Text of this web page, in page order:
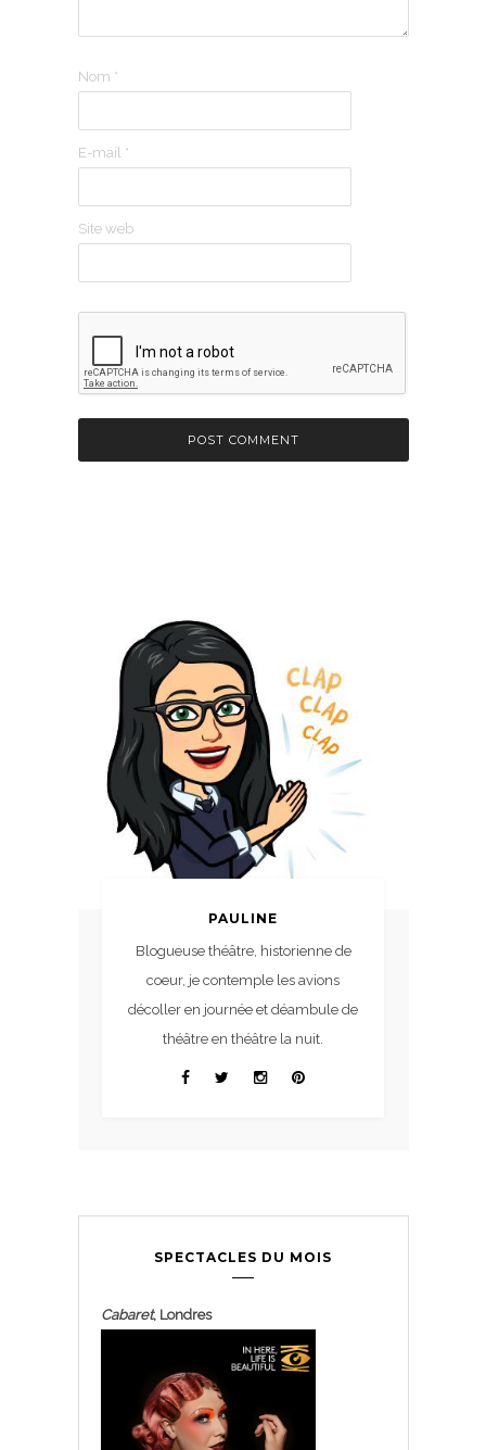
Nom *
E-mail *
Site web
PAULINE
Blogueuse théâtre, historienne de
coeur, je contemple les avions
décoller en journée et déambule de
théâtre en théâtre la nuit.
SPECTACLES DU MOIS
Cabaret, Londres